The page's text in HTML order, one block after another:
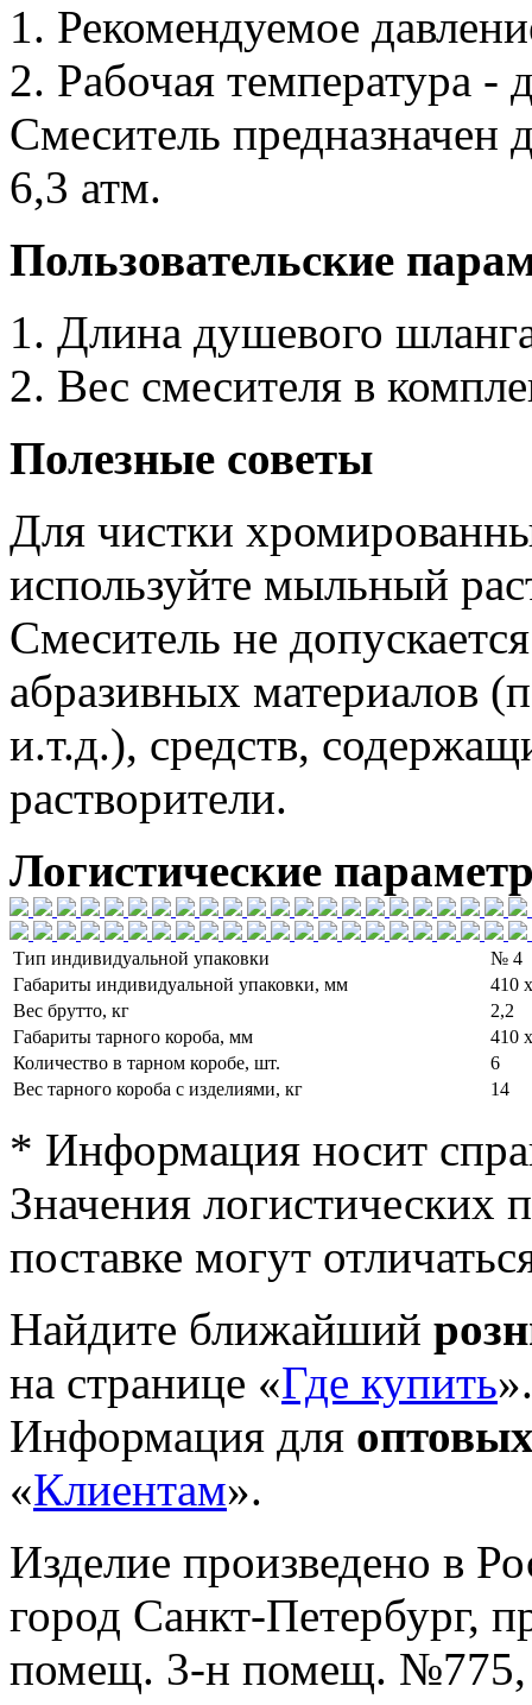
1. Рекомендуемое
2. Рабочая температура -
Смеситель предназначен
6,3 атм.
Пользовательские
1. Длина душевого
2. Вес смесителя в
Полезные советы
Для чистки
используйте мыльный
Смеситель не
абразивных материалов
и.т.д.), средств,
растворители.
Логистические
Тип индивидуальной упаковки
№ 4
Габариты индивидуальной упаковки, мм
410
Вес брутто, кг
2,2
Габариты тарного короба, мм
410
Количество в тарном коробе, шт.
6
Вес тарного короба с изделиями, кг
14
* Информация носит
Значения логистических
поставке могут
Найдите ближайший
на странице «Где купить».
Информация для
«Клиентам».
Изделие произведено в
город Санкт-Петербург,
помещ. 3-н помещ. №775,